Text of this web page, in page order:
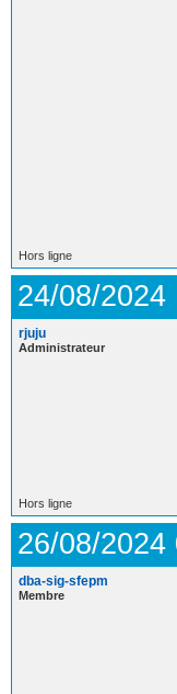
Hors ligne
24/08/2024
rjuju
Administrateur
Hors ligne
26/08/2024
dba-sig-sfepm
Membre